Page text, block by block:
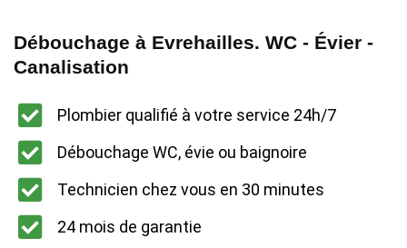
Débouchage à Evrehailles. WC - Évier -
Canalisation
Plombier qualifié à votre service 24h/7
Débouchage WC, évie ou baignoire
Technicien chez vous en 30 minutes
24 mois de garantie